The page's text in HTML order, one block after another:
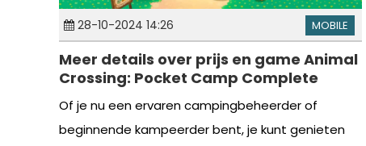
28-10-2024 14:26 MOBILE
Meer details over prijs en game Animal
Crossing: Pocket Camp Complete
Of je nu een ervaren campingbeheerder of
beginnende kampeerder bent, je kunt genieten